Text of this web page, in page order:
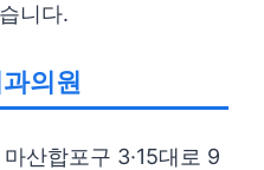
니다.
의원
산합포구 3·15대로 9